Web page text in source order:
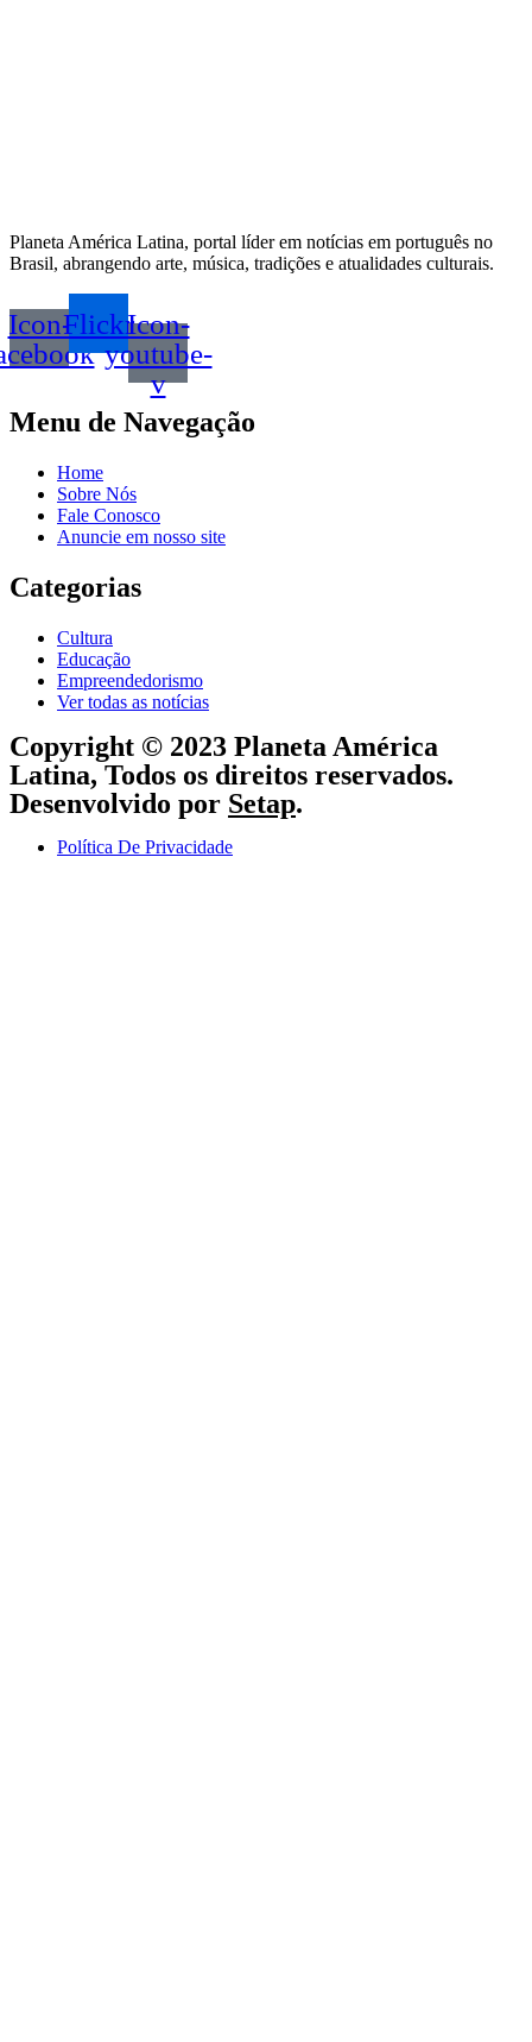
Planeta América Latina, portal líder em notícias em português no
Brasil, abrangendo arte, música, tradições e atualidades culturais.
Icon-FlickrIcon-
youtube-
v
Menu de Navegação
Home
Sobre Nós
Fale Conosco
Anuncie em nosso site
Categorias
Cultura
Educação
Empreendedorismo
Ver todas as notícias
Copyright © 2023 Planeta América
Latina, Todos os direitos reservados.
Desenvolvido por Setap.
Política De Privacidade